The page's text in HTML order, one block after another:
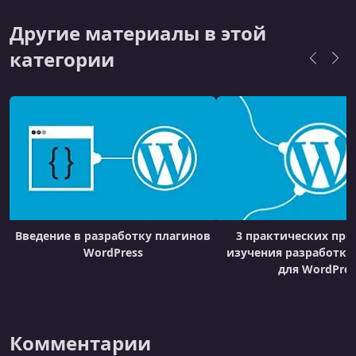
Другие материалы в этой
категории
Введение в разработку плагинов
WordPress
3 практических
изучения
для
Комментарии